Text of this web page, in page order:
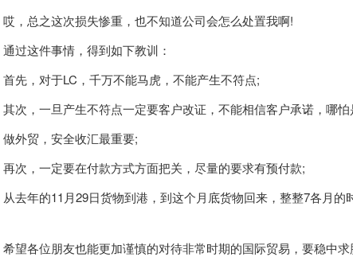
总之这次损失惨重，也不知道公司会怎么处置我啊!
这件事情，得到如下教训：
，对于LC，千万不能马虎，不能产生不符点;
，一旦产生不符点一定要客户改证，不能相信客户承诺，哪怕
贸，安全收汇最重要;
，一定要在付款方式方面把关，尽量的要求有预付款;
年的11月29日货物到港，到这个月底货物回来，整整7各月的
各位朋友也能更加谨慎的对待非常时期的国际贸易，要稳中求